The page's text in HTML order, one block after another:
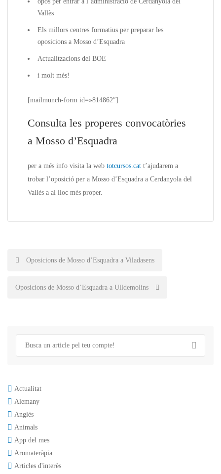
Vallès
Els millors centres formatius per preparar les
oposicions a Mosso d’Esquadra
Actualitzacions del BOE
i molt més!
[mailmunch-form id=»814862″]
Consulta les properes convocatòries
a Mosso d’Esquadra
per a més info visita la web totcursos.cat t’ajudarem a
trobar l’oposició per a Mosso d’Esquadra a Cerdanyola del
Vallès a al lloc més proper.
Post
navigation
Oposicions de Mosso d’Esquadra a Viladasens
Oposicions de Mosso d’Esquadra a Ulldemolins
Actualitat
Alemany
Anglès
Animals
App del mes
Aromateràpia
Articles d'interès